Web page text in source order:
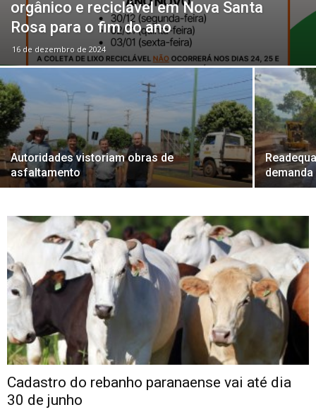
orgânico e reciclável em Nova Santa
Rosa para o fim do ano
16 de dezembro de 2024
Autoridades vistoriam obras de
asfaltamento
Cadastro do rebanho paranaense vai até dia
30 de junho